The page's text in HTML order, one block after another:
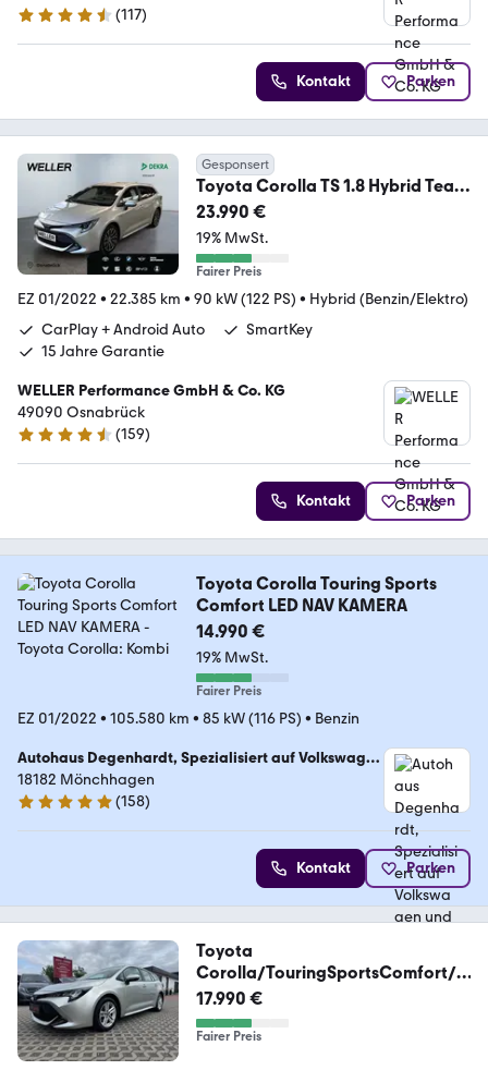
4.6 Sterne
(117)
Kontakt Parken
Gesponsert
Toyota Corolla TS 1.8 Hybrid Team
D *RCam*SHZ*PDC*ACC*
23.990 €
19% MwSt.
Fairer Preis
EZ 01/2022 • 22.385 km • 90 kW (122 PS) • Hybrid (Benzin/Elektro)
CarPlay + Android Auto
SmartKey
15 Jahre Garantie
WELLER Performance GmbH & Co. KG
49090 Osnabrück
4.5 Sterne
(159)
Kontakt Parken
Toyota Corolla Touring Sports
Comfort LED NAV KAMERA
14.990 €
19% MwSt.
Fairer Preis
EZ 01/2022 • 105.580 km • 85 kW (116 PS) • Benzin
Autohaus Degenhardt, Spezialisiert auf Volkswagen
und Nissan
18182 Mönchhagen
4.8 Sterne
(158)
Kontakt Parken
Toyota
Corolla/TouringSportsComfort/D
AB/LED/Apple/RCam
17.990 €
Fairer Preis